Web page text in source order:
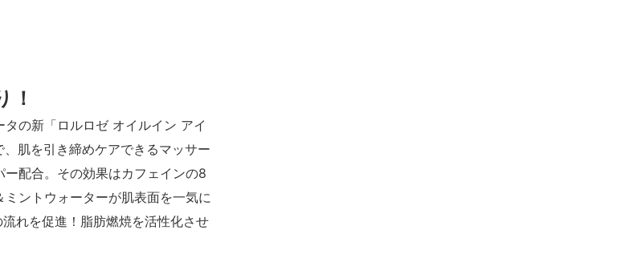
！
の新「ロルロゼ オイルイン アイ
肌を引き締めケアできるマッサー
配合。その効果はカフェインの8
ントウォーターが肌表面を一気に
れを促進！脂肪燃焼を活性化させ